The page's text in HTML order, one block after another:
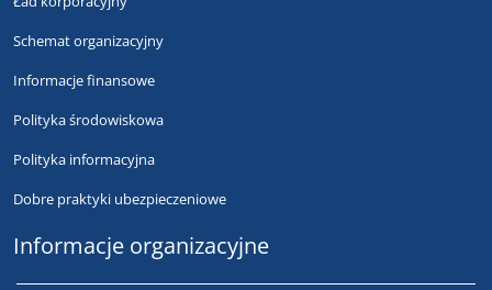
Schemat organizacyjny
Informacje finansowe
Polityka środowiskowa
Polityka informacyjna
Dobre praktyki ubezpieczeniowe
Informacje organizacyjne